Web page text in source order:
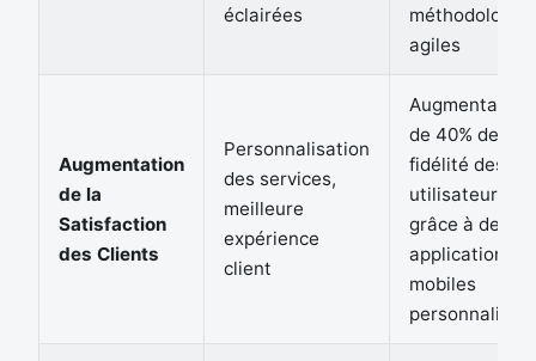
éclairées
méthodologies
agiles
Augmentation
de la
Satisfaction
des Clients
Personnalisation
des services,
meilleure
expérience
client
Augmentation
de 40% de la
fidélité des
utilisateurs
grâce à des
applications
mobiles